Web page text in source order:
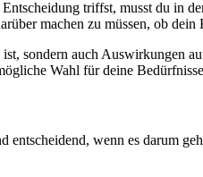
triffst, musst du in
machen zu müssen, ob
sondern auch Auswirkungen
Wahl für deine
wenn es darum